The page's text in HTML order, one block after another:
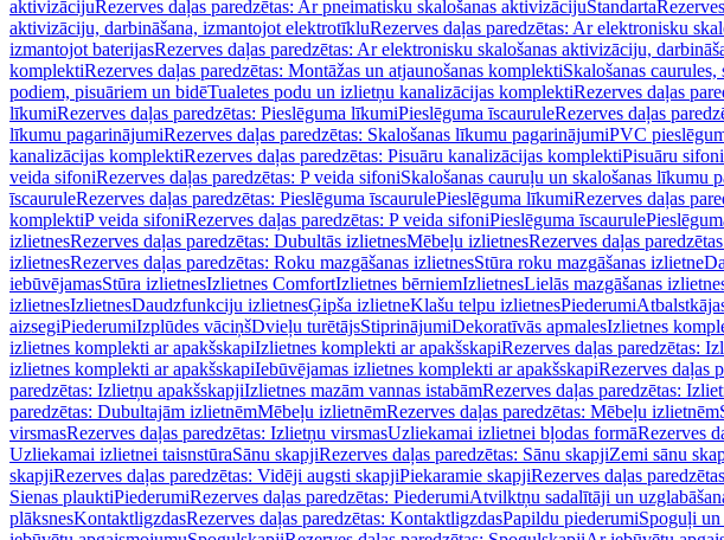
aktivizācijuRezerves daļas paredzētas: Ar pneimatisku skalošanas aktivizācijuStandarta
aktivizāciju, darbināšana, izmantojot elektrotīkluRezerves daļas paredzētas: Ar elektronisku
izmantojot baterijasRezerves daļas paredzētas: Ar elektronisku skalošanas aktivizāciju,
komplektiRezerves daļas paredzētas: Montāžas un atjaunošanas komplektiSkalošanas
podiem, pisuāriem un bidēTualetes podu un izlietņu kanalizācijas komplektiRezerves daļas
līkumiRezerves daļas paredzētas: Pieslēguma līkumiPieslēguma īscauruleRezerves daļas
līkumu pagarinājumiRezerves daļas paredzētas: Skalošanas līkumu pagarinājumiPVC
kanalizācijas komplektiRezerves daļas paredzētas: Pisuāru kanalizācijas komplektiPisuāru sifoni
veida sifoniRezerves daļas paredzētas: P veida sifoniSkalošanas cauruļu un skalošanas līkumu
īscauruleRezerves daļas paredzētas: Pieslēguma īscaurulePieslēguma līkumiRezerves daļas
komplektiP veida sifoniRezerves daļas paredzētas: P veida sifoniPieslēguma īscaurule
izlietnesRezerves daļas paredzētas: Dubultās izlietnesMēbeļu izlietnesRezerves daļas
izlietnesRezerves daļas paredzētas: Roku mazgāšanas izlietnesStūra roku mazgāšanas izlietne
iebūvējamasStūra izlietnesIzlietnes ComfortIzlietnes bērniemIzlietnesLielās mazgāšanas
izlietnesIzlietnesDaudzfunkciju izlietnesĢipša izlietneKlašu telpu izlietnesPiederumi
aizsegiPiederumiIzplūdes vāciņšDvieļu turētājsStiprinājumiDekoratīvās apmalesIzlietnes
izlietnes komplekti ar apakšskapiIzlietnes komplekti ar apakšskapiRezerves daļas paredzētas:
izlietnes komplekti ar apakšskapiIebūvējamas izlietnes komplekti ar apakšskapiRezerves daļas
paredzētas: Izlietņu apakšskapjiIzlietnes mazām vannas istabāmRezerves daļas paredzētas:
paredzētas: Dubultajām izlietnēmMēbeļu izlietnēmRezerves daļas paredzētas: Mēbeļu izlietnēm
virsmasRezerves daļas paredzētas: Izlietņu virsmasUzliekamai izlietnei bļodas formāRezerves
Uzliekamai izlietnei taisnstūraSānu skapjiRezerves daļas paredzētas: Sānu skapjiZemi sānu
skapjiRezerves daļas paredzētas: Vidēji augsti skapjiPiekaramie skapjiRezerves daļas
Sienas plauktiPiederumiRezerves daļas paredzētas: PiederumiAtvilktņu sadalītāji un
plāksnesKontaktligzdasRezerves daļas paredzētas: KontaktligzdasPapildu piederumiSpoguļi